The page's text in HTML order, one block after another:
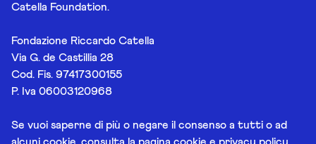
Catella Foundation.
Fondazione Riccardo Catella
Via G. de Castillia 28
Cod. Fis. 97417300155
P. Iva 06003120968
Se vuoi saperne di più o negare il consenso a tutti o ad